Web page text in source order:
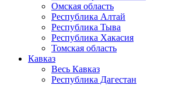
Омская область
Республика Алтай
Республика Тыва
Республика Хакасия
Томская область
Кавказ
Весь Кавказ
Республика Дагестан